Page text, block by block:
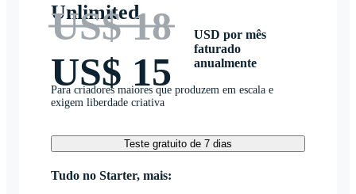
Unlimited
US$ 18
US$ 15
USD por mês
faturado
anualmente
Para criadores maiores que produzem em escala e
exigem liberdade criativa
Teste gratuito de 7 dias
Tudo no Starter, mais: